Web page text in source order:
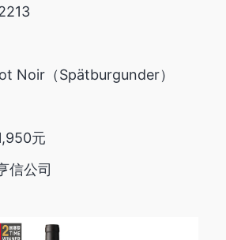
Noir（Spätburgunder）
元
信公司